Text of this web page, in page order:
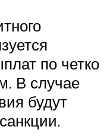
по четко
В случае
будут